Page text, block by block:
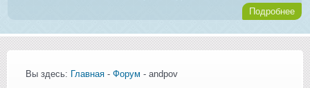
Подробнее
Вы здесь: Главная - Форум - andpov